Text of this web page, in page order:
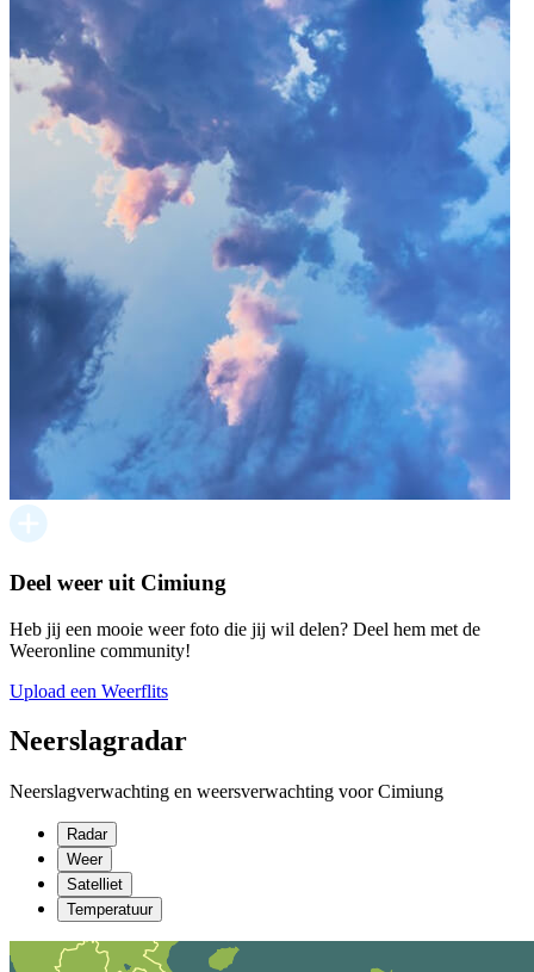
Deel weer uit Cimiung
Heb jij een mooie weer foto die jij wil delen? Deel hem met de
Weeronline community!
Upload een Weerflits
Neerslagradar
Neerslagverwachting en weersverwachting voor Cimiung
Radar
Weer
Satelliet
Temperatuur